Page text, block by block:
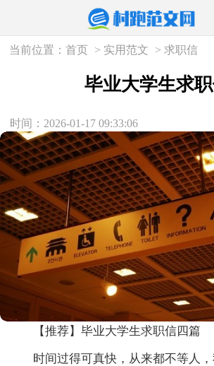
当前位置：首页 > 实用范文 >求职信
毕业大学生求
时间：2026-01-17 09:33:06
【推荐】毕业大学生求职信四篇
时间过得可真快，从来都不等人